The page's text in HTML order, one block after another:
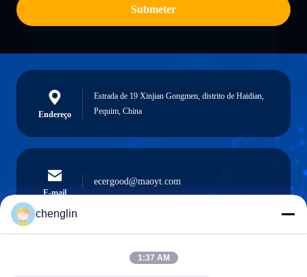
Submeter
Endereço
Estrada de 19 Xinjian Gongmen, distrito de Haidian,
Pequim, China
E-mail
ecergood@maoyt.com
0086-731-861329934568
chenglin
1:37 AM